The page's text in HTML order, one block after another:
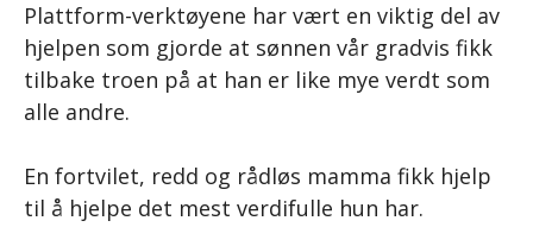
Plattform-verktøyene har vært en viktig del av
hjelpen som gjorde at sønnen vår gradvis fikk
tilbake troen på at han er like mye verdt som
alle andre.
En fortvilet, redd og rådløs mamma fikk hjelp
til å hjelpe det mest verdifulle hun har.